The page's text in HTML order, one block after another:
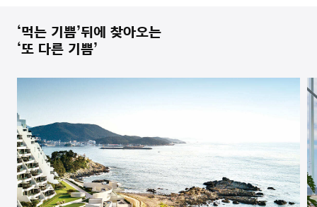
‘먹는 기쁨’뒤에 찾아오는
‘또 다른 기쁨’